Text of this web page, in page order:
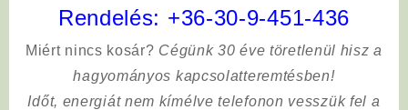
Rendelés: +36-30-9-451-436
Miért nincs kosár? Cégünk 30 éve töretlenül hisz a
hagyományos kapcsolatteremtésben!
Időt, energiát nem kímélvetelefonon vesszük fel a